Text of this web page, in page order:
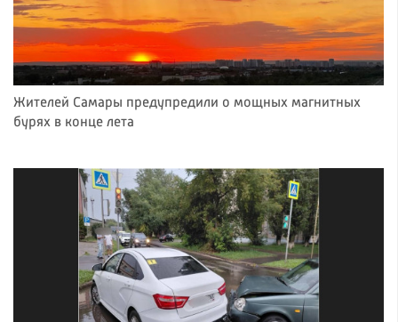
Жителей Самары предупредили о мощных магнитных
бурях в конце лета